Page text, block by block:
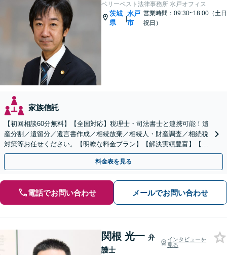
ベリーベスト法律事務所 水戸オフィス
茨城
県
|
水戸
市
営業時間：09:30~18:00（土日
祝日）
家族信託
【初回相談60分無料】【全国対応】税理士・司法書士と連携可能！遺
産分割／遺留分／遺言書作成／相続放棄／相続人・財産調査／相続税
対策等お任せください。【明瞭な料金プラン】【解決実績豊富】【電
話相談可】
料金表を見る
電話でお問い合わせ メールでお問い合わせ
関根 光一 弁
護士
インタビューを
見る